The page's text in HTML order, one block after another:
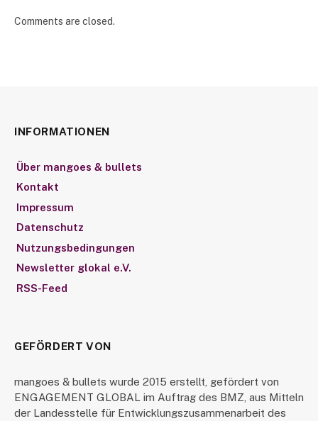
Comments are closed.
INFORMATIONEN
Über mangoes & bullets
Kontakt
Impressum
Datenschutz
Nutzungsbedingungen
Newsletter glokal e.V.
RSS-Feed
GEFÖRDERT VON
mangoes & bullets wurde 2015 erstellt, gefördert von
ENGAGEMENT GLOBAL im Auftrag des BMZ, aus Mitteln
der Landesstelle für Entwicklungszusammenarbeit des